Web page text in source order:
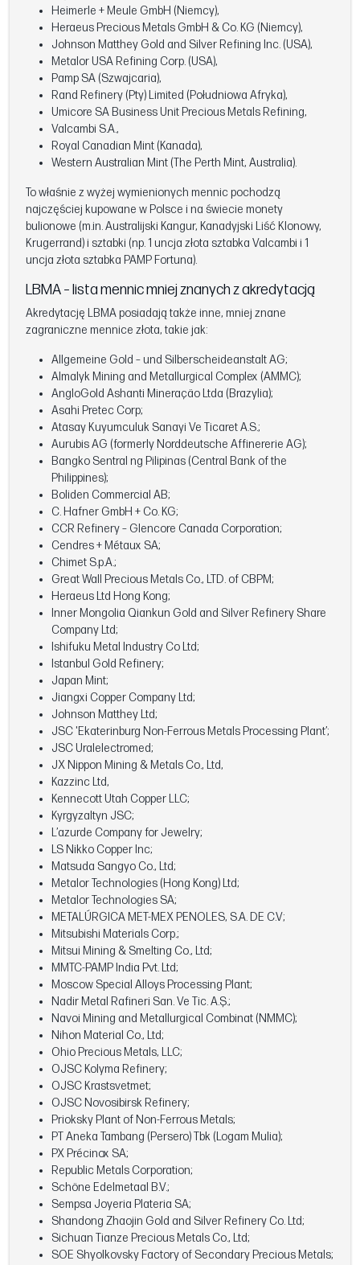
Heimerle + Meule GmbH (Niemcy),
Heraeus Precious Metals GmbH & Co. KG (Niemcy),
Johnson Matthey Gold and Silver Refining Inc. (USA),
Metalor USA Refining Corp. (USA),
Pamp SA (Szwajcaria),
Rand Refinery (Pty) Limited (Południowa Afryka),
Umicore SA Business Unit Precious Metals Refining,
Valcambi S.A.,
Royal Canadian Mint (Kanada),
Western Australian Mint (The Perth Mint, Australia).
To właśnie z wyżej wymienionych mennic pochodzą
najczęściej kupowane w Polsce i na świecie monety
bulionowe (m.in. Australijski Kangur, Kanadyjski Liść Klonowy,
Krugerrand) i sztabki (np. 1 uncja złota sztabka Valcambi i 1
uncja złota sztabka PAMP Fortuna).
LBMA – lista mennic mniej znanych z akredytacją
Akredytację LBMA posiadają także inne, mniej znane
zagraniczne mennice złota, takie jak:
Allgemeine Gold – und Silberscheideanstalt AG;
Almalyk Mining and Metallurgical Complex (AMMC);
AngloGold Ashanti Mineraçäo Ltda (Brazylia);
Asahi Pretec Corp;
Atasay Kuyumculuk Sanayi Ve Ticaret A.S.;
Aurubis AG (formerly Norddeutsche Affinererie AG);
Bangko Sentral ng Pilipinas (Central Bank of the
Philippines);
Boliden Commercial AB;
C. Hafner GmbH + Co. KG;
CCR Refinery – Glencore Canada Corporation;
Cendres + Métaux SA;
Chimet S.p.A.;
Great Wall Precious Metals Co., LTD. of CBPM;
Heraeus Ltd Hong Kong;
Inner Mongolia Qiankun Gold and Silver Refinery Share
Company Ltd;
Ishifuku Metal Industry Co Ltd;
Istanbul Gold Refinery;
Japan Mint;
Jiangxi Copper Company Ltd;
Johnson Matthey Ltd;
JSC 'Ekaterinburg Non-Ferrous Metals Processing Plant’;
JSC Uralelectromed;
JX Nippon Mining & Metals Co., Ltd,
Kazzinc Ltd,
Kennecott Utah Copper LLC;
Kyrgyzaltyn JSC;
L’azurde Company for Jewelry;
LS Nikko Copper Inc;
Matsuda Sangyo Co., Ltd;
Metalor Technologies (Hong Kong) Ltd;
Metalor Technologies SA;
METALÚRGICA MET-MEX PENOLES, S.A. DE C.V;
Mitsubishi Materials Corp.;
Mitsui Mining & Smelting Co., Ltd;
MMTC-PAMP India Pvt. Ltd;
Moscow Special Alloys Processing Plant;
Nadir Metal Rafineri San. Ve Tic. A.Ş.;
Navoi Mining and Metallurgical Combinat (NMMC);
Nihon Material Co., Ltd;
Ohio Precious Metals, LLC;
OJSC Kolyma Refinery;
OJSC Krastsvetmet;
OJSC Novosibirsk Refinery;
Prioksky Plant of Non-Ferrous Metals;
PT Aneka Tambang (Persero) Tbk (Logam Mulia);
PX Précinox SA;
Republic Metals Corporation;
Schöne Edelmetaal B.V.;
Sempsa Joyeria Plateria SA;
Shandong Zhaojin Gold and Silver Refinery Co. Ltd;
Sichuan Tianze Precious Metals Co., Ltd;
SOE Shyolkovsky Factory of Secondary Precious Metals;